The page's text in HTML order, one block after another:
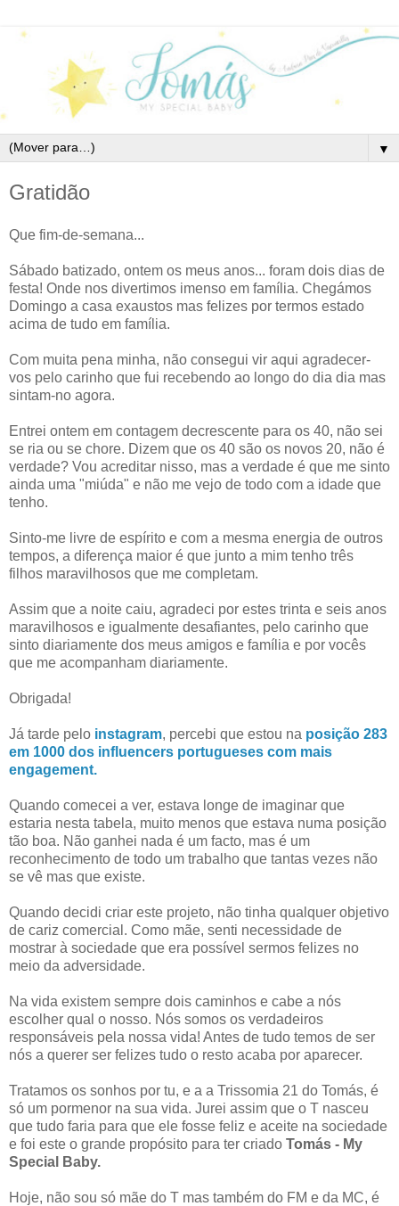
▼
Gratidão
Que fim-de-semana...
Sábado batizado, ontem os meus anos... foram dois dias de
festa! Onde nos divertimos imenso em família. Chegámos
Domingo a casa exaustos mas felizes por termos estado
acima de tudo em família.
Com muita pena minha, não consegui vir aqui agradecer-
vos pelo carinho que fui recebendo ao longo do dia dia mas
sintam-no agora.
Entrei ontem em contagem decrescente para os 40, não sei
se ria ou se chore. Dizem que os 40 são os novos 20, não é
verdade? Vou acreditar nisso, mas a verdade é que me sinto
ainda uma "miúda" e não me vejo de todo com a idade que
tenho.
Sinto-me livre de espírito e com a mesma energia de outros
tempos, a diferença maior é que junto a mim tenho três
filhos maravilhosos que me completam.
Assim que a noite caiu, agradeci por estes trinta e seis anos
maravilhosos e igualmente desafiantes, pelo carinho que
sinto diariamente dos meus amigos e família e por vocês
que me acompanham diariamente.
Obrigada!
Já tarde pelo instagram, percebi que estou na posição 283
em 1000 dos influencers portugueses com mais
engagement.
Quando comecei a ver, estava longe de imaginar que
estaria nesta tabela, muito menos que estava numa posição
tão boa. Não ganhei nada é um facto, mas é um
reconhecimento de todo um trabalho que tantas vezes não
se vê mas que existe.
Quando decidi criar este projeto, não tinha qualquer objetivo
de cariz comercial. Como mãe, senti necessidade de
mostrar à sociedade que era possível sermos felizes no
meio da adversidade.
Na vida existem sempre dois caminhos e cabe a nós
escolher qual o nosso. Nós somos os verdadeiros
responsáveis pela nossa vida! Antes de tudo temos de ser
nós a querer ser felizes tudo o resto acaba por aparecer.
Tratamos os sonhos por tu, e a a Trissomia 21 do Tomás, é
só um pormenor na sua vida. Jurei assim que o T nasceu
que tudo faria para que ele fosse feliz e aceite na sociedade
e foi este o grande propósito para ter criado Tomás - My
Special Baby.
Hoje, não sou só mãe do T mas também do FM e da MC, é